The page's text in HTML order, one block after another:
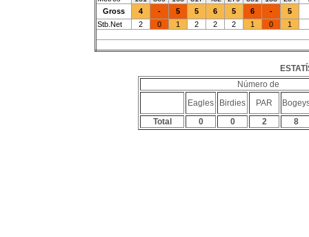
Gross
4 - 5 5 6 5 6 -
5
Stb.Net
2 0 1 2 2 2 1 0 1
Número de
Eagles
Birdies PAR
Total
0 0 2 8